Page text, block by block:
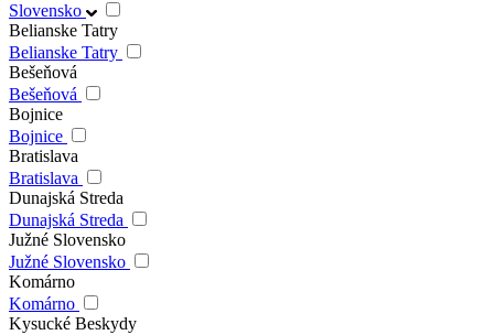
Slovensko
Belianske Tatry
Belianske Tatry
Bešeňová
Bešeňová
Bojnice
Bojnice
Bratislava
Bratislava
Dunajská Streda
Dunajská Streda
Južné Slovensko
Južné Slovensko
Komárno
Komárno
Kysucké Beskydy